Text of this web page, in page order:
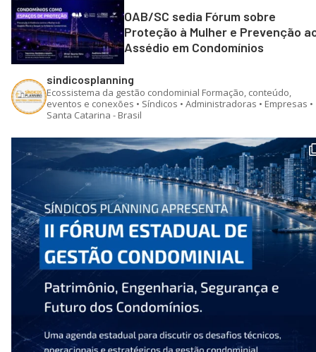
OAB/SC sedia Fórum sobre
Proteção à Mulher e Prevenção
Assédio em Condomínios
sindicosplanning
Ecossistema da gestão condominial Formação, conteúdo,
eventos e conexões • Síndicos • Administradoras • Empresas •
Santa Catarina - Brasil